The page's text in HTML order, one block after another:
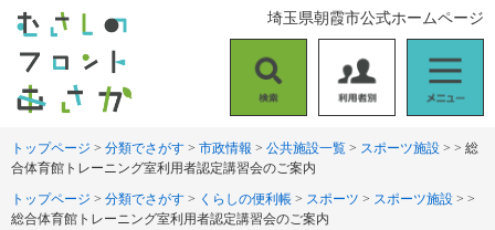
す
し
本
索
用
者
ニ
ュ
埼玉県朝霞市公式ホームページ
トップページ > 分類でさがす > 市政情報 > 公共施設一覧 > スポーツ施設 > > 総
合体育館トレーニング室利用者認定講習会のご案内
トップページ > 分類でさがす > くらしの便利帳 > スポーツ > スポーツ施設 > >
総合体育館トレーニング室利用者認定講習会のご案内